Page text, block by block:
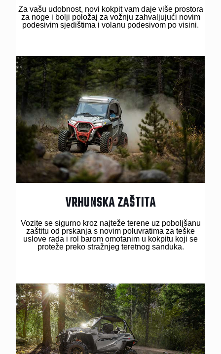
Za vašu udobnost, novi kokpit vam daje više prostora
za noge i bolji položaj za vožnju zahvaljujući novim
podesivim sjedištima i volanu podesivom po visini.
VRHUNSKA ZAŠTITA
Vozite se sigurno kroz najteže terene uz poboljšanu
zaštitu od prskanja s novim poluvratima za teške
uslove rada i rol barom omotanim u kokpitu koji se
proteže preko stražnjeg teretnog sanduka.